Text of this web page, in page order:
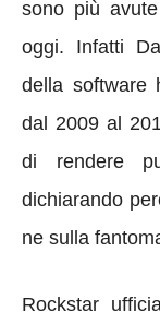
sono più
oggi. Infatti
della software
dal 2009 al
di rendere
dichiarando
ne sulla
Rockstar